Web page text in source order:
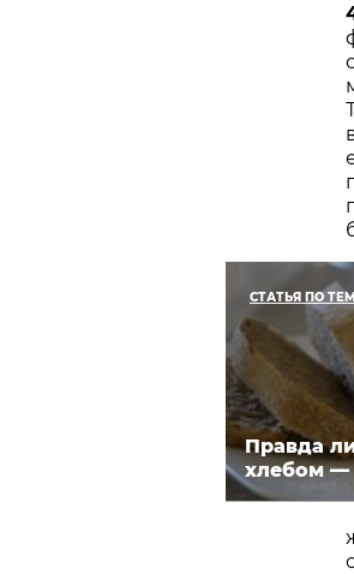
СТАТЬЯ ПО
Правда
хлебом —